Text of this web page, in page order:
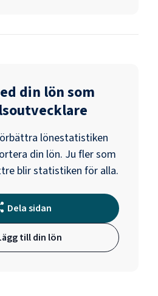
din lön som
lönestatistiken
din lön. Ju fler som
blir statistiken för alla.
Dela sidan
till din lön